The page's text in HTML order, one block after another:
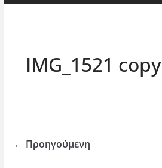
IMG_1521 copy
← Προηγούμενη